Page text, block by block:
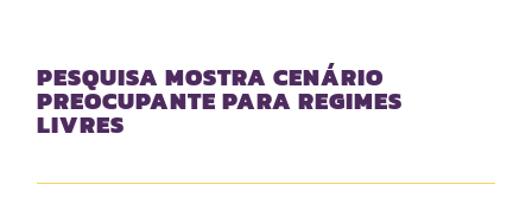
PESQUISA MOSTRA CENÁRIO
PREOCUPANTE PARA REGIMES
LIVRES